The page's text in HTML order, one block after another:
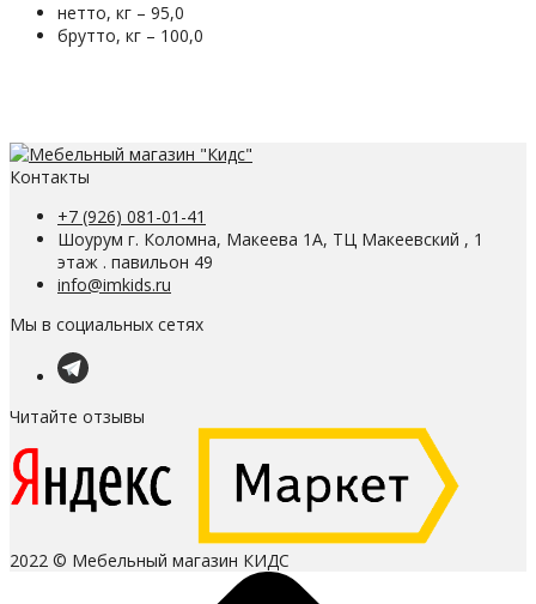
нетто, кг – 95,0
брутто, кг – 100,0
Контакты
+7 (926) 081-01-41
Шоурум г. Коломна, Макеева 1А, ТЦ Макеевский , 1
этаж . павильон 49
info@imkids.ru
Мы в социальных сетях
Читайте отзывы
2022 © Мебельный магазин КИДС